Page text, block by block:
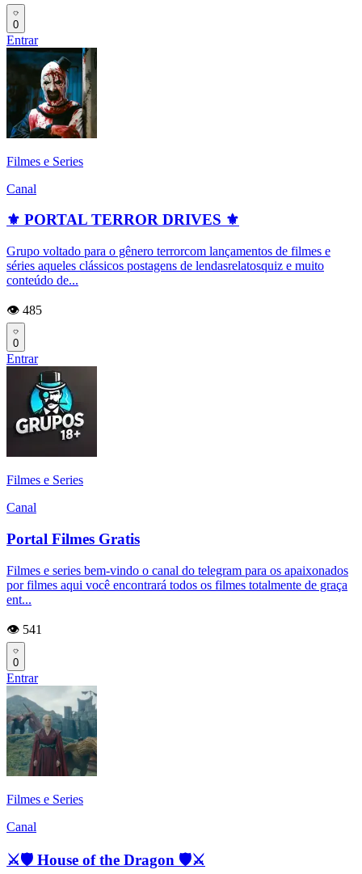
0
Entrar
Filmes e Series
Canal
⚜️ PORTAL TERROR DRIVES ⚜️
Grupo voltado para o gênero terrorcom lançamentos de filmes e
séries aqueles clássicos postagens de lendasrelatosquiz e muito
conteúdo de...
👁️ 485
0
Entrar
Filmes e Series
Canal
Portal Filmes Gratis
Filmes e series bem-vindo o canal do telegram para os apaixonados
por filmes aqui você encontrará todos os filmes totalmente de graça
ent...
👁️ 541
0
Entrar
Filmes e Series
Canal
⚔🛡 House of the Dragon 🛡⚔